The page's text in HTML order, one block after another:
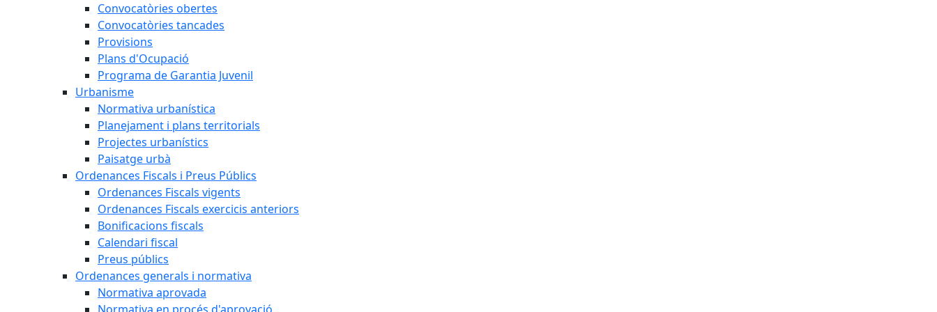
Convocatòries obertes
Convocatòries tancades
Provisions
Plans d'Ocupació
Programa de Garantia Juvenil
Urbanisme
Normativa urbanística
Planejament i plans territorials
Projectes urbanístics
Paisatge urbà
Ordenances Fiscals i Preus Públics
Ordenances Fiscals vigents
Ordenances Fiscals exercicis anteriors
Bonificacions fiscals
Calendari fiscal
Preus públics
Ordenances generals i normativa
Normativa aprovada